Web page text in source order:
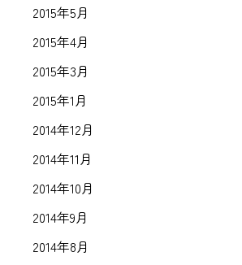
2015年5月
2015年4月
2015年3月
2015年1月
2014年12月
2014年11月
2014年10月
2014年9月
2014年8月